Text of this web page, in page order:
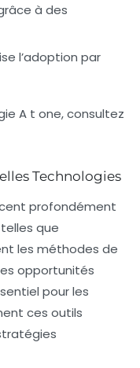
à des
l’adoption par
A t one, consultez
Technologies
profondément
que
les méthodes de
opportunités
pour les
ces outils